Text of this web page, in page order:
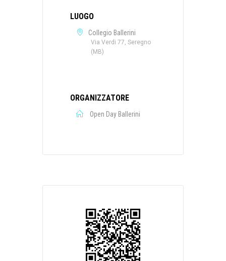
LUOGO
Collegio Ballerini
Via Verdi 77, Seregno
(MB)
ORGANIZZATORE
Open Day Ballerini